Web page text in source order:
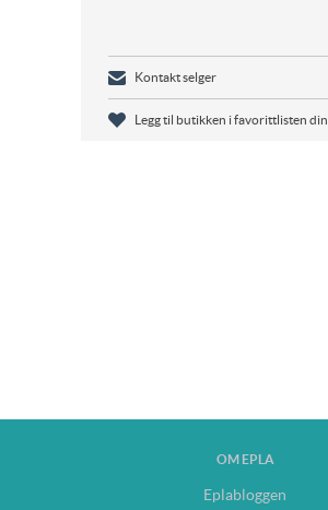
Kontakt selger
Legg til butikken i favorittlisten din
OM EPLA
Eplabloggen